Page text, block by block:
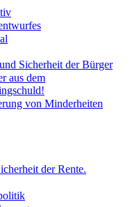
Sicherheit der Bürger
aus dem
von Minderheiten
der Rente.